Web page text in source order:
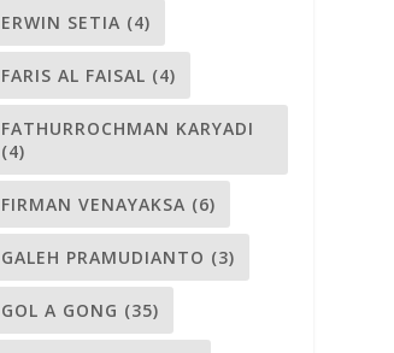
ERWIN SETIA (4)
FARIS AL FAISAL (4)
FATHURROCHMAN KARYADI
(4)
FIRMAN VENAYAKSA (6)
GALEH PRAMUDIANTO (3)
GOL A GONG (35)